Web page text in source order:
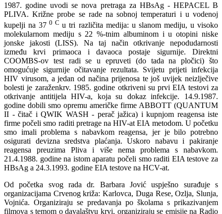
1987. godine uvodi se nova pretraga za HBsAg - HEPACEL B
PLIVA. Križne probe se rade na sobnoj temperaturi i u vodenoj
kupelji na 37 0 Cu tri različita medija: u slanom mediju, u visoko
molekularnom mediju s 22 %-tnim albuminom i u otopini niske
jonske jakosti (LISS). Na taj način otkrivanje nepodudarnosti
između krvi primaoca i davaoca postaje sigurnije. Direktni
COOMBS-ov test radi se u epruveti (do tada na pločici) što
omogućuje sigurnije očitavanje rezultata. Svijetu prijeti infekcija
HIV virusom, a jedan od načina prijenosa te još uvijek neizlječive
bolesti je zaraženkrv. 1985. godine otkriveni su prvi EIA testovi za
otkrivanje antitijela HIV-a, koja su dokaz infekcije. 14.9.1987.
godine dobili smo opremu američke firme ABBOTT (QUANTUM
II - čitač i QWIK WASH - perač jažica) i kupnjom reagensa iste
firme počeli smo raditi pretrage na HIV-at EIA metodom. U početku
smo imali problema s nabavkom reagensa, jer je bilo potrebno
osigurati devizna sredstva plaćanja. Uskoro nabavu i pakiranje
reagensa preuzima Pliva i više nema problema s nabavkom.
21.4.1988. godine na istom aparatu počeli smo raditi EIA testove za
HBsAg a 24.3.1993. godine EIA testove na HCV-at.
Od početka svog rada dr. Barbara Jović uspješno surađuje s
organizacijama Crvenog križa: Karlovca, Duga Rese, Ozlja, Slunja,
Vojnića. Organiziraju se predavanja po školama s prikazivanjem
filmova s temom o davalaštvu krvi, organiziraju se emisije na Radio